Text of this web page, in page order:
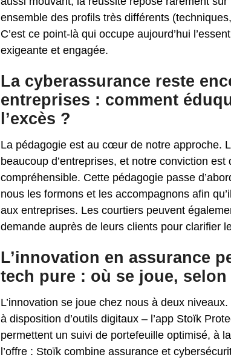
ensemble des profils très différents
C’est ce point-là qui occupe aujourd’hui
exigeante et engagée.
La cyberassurance reste
entreprises : comment
l’excès ?
La pédagogie est au cœur de notre approche.
beaucoup d’entreprises, et notre conviction
compréhensible. Cette pédagogie passe
nous les formons et les accompagnons afin
aux entreprises. Les courtiers peuvent
demande auprès de leurs clients pour clarifier
L’innovation en assurance
tech pure : où se joue,
L’innovation se joue chez nous à deux
à disposition d’outils digitaux – l’app Stoïk
permettent un suivi de portefeuille optimisé, à
l’offre : Stoïk combine assurance et